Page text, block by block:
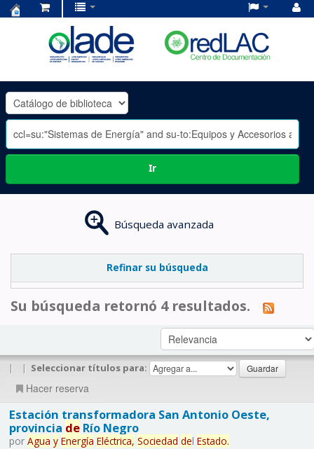
OLADE
-
Ir
Búsqueda avanzada
Refinar su búsqueda
Su búsqueda retornó 4 resultados.
| | Seleccionar títulos para:
Hacer reserva
Estación transformadora San Antonio Oeste,
provincia deRío Negro
por Agua y Energía Eléctrica, Sociedad del Estado.